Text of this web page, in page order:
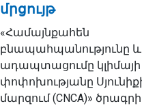
մրցույթ
«Համայնքահեն
բնապահպանությունը և
ադապտացումը կլիմայի
փոփոխությանը
մարզում (CNCA)» ծրագրի